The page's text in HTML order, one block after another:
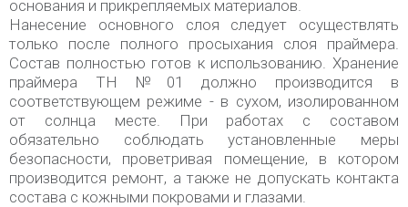
основания и прикрепляемых материалов.
Нанесение основного слоя следует осуществлять
только после полного просыхания слоя праймера.
Состав полностью готов к использованию. Хранение
праймера ТН №01 должно производится в
соответствующем режиме - в сухом, изолированном
от солнца месте. При работах с составом
обязательно соблюдать установленные меры
безопасности, проветривая помещение, в котором
производится ремонт, а также не допускать контакта
состава с кожными покровами и глазами.